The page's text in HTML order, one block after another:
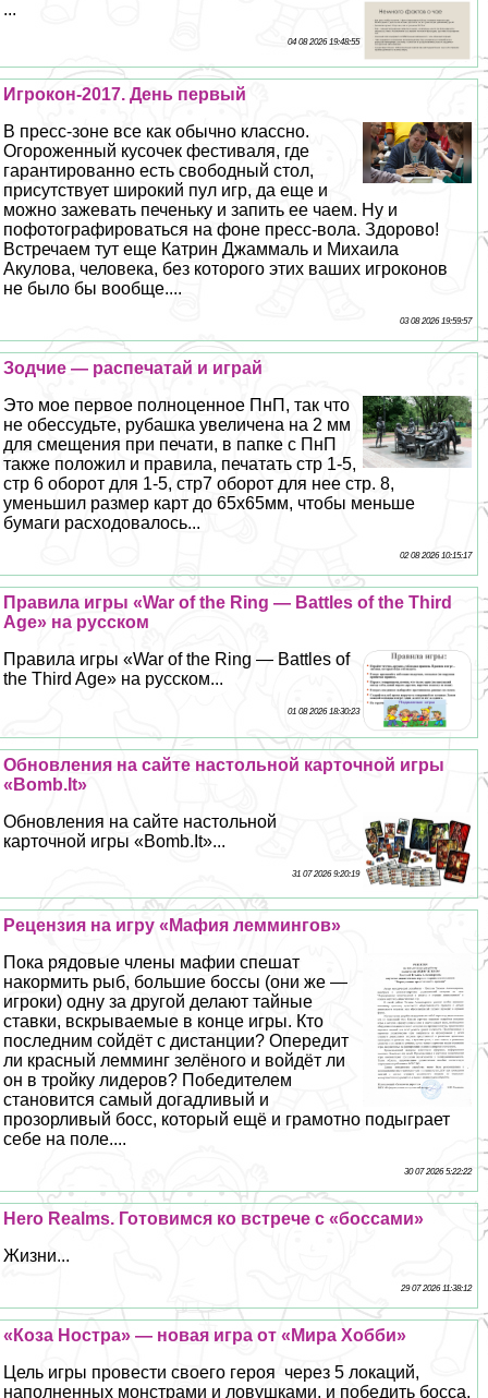
...
04 08 2026 19:48:55
Игрокон-2017. День первый
В пресс-зоне все как обычно классно.
Огороженный кусочек фестиваля, где
гарантированно есть свободный стол,
присутствует широкий пул игр, да еще и
можно зажевать печеньку и запить ее чаем. Ну и
пофотографироваться на фоне пресс-вола. Здорово!
Встречаем тут еще Катрин Джаммаль и Михаила
Акулова, человека, без которого этих ваших игроконов
не было бы вообще....
03 08 2026 19:59:57
Зодчие — распечатай и играй
Это мое первое полноценное ПнП, так что
не обессудьте, рубашка увеличена на 2 мм
для смещения при печати, в папке с ПнП
также положил и правила, печатать стр 1-5,
стр 6 оборот для 1-5, стр7 оборот для нее стр. 8,
уменьшил размер карт до 65х65мм, чтобы меньше
бумаги расходовалось...
02 08 2026 10:15:17
Правила игры «War of the Ring — Battles of the Third
Age» на русском
Правила игры «War of the Ring — Battles of
the Third Age» на русском...
01 08 2026 18:30:23
Обновления на сайте настольной карточной игры
«Bomb.It»
Обновления на сайте настольной
карточной игры «Bomb.It»...
31 07 2026 9:20:19
Рецензия на игру «Мафия леммингов»
Пока рядовые члeны мафии спешат
накормить рыб, большие боссы (они же —
игроки) одну за другой делают тайные
ставки, вскрываемые в конце игры. Кто
последним сойдёт с дистанции? Опередит
ли красный лемминг зелёного и войдёт ли
он в тройку лидеров? Победителем
становится самый догадливый и
прозорливый босс, который ещё и грамотно подыграет
себе на поле....
30 07 2026 5:22:22
Hero Realms. Готовимся ко встрече с «боссами»
Жизни...
29 07 2026 11:38:12
«Коза Ностра» — новая игра от «Мира Хобби»
Цель игры провести своего героя через 5 локаций,
наполненных монстрами и ловушками, и победить босса,